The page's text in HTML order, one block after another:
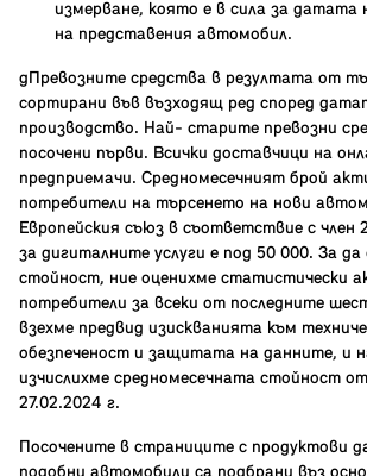
измерване, която е в сила за датата
на представения автомобил.
gПревозните средства в резултата от
сортирани във възходящ ред според
производство. Най- старите превозни
посочени първи. Всички доставчици на
предприемачи. Средномесечният брой
потребители на търсенето на нови
Европейския съюз в съответствие с член
за дигиталните услуги е под 50 000. За
стойност, ние оценихме статистически
потребители за всеки от последните
взехме предвид изискванията към
обезпеченост и защитата на данните, и
изчислихме средномесечната стойност
27.02.2024 г.
Посочените в страниците с продуктови